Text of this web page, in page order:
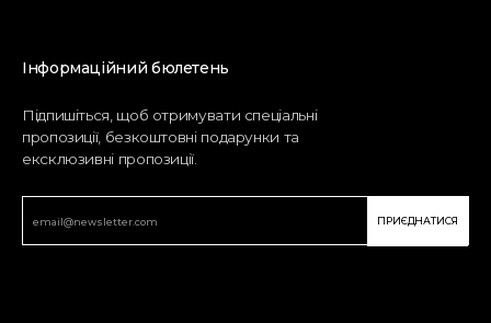
Інформаційний бюлетень
Підпишіться, щоб отримувати спеціальні
пропозиції, безкоштовні подарунки та
ексклюзивні пропозиції.
ПРИЄДНАТИСЯ